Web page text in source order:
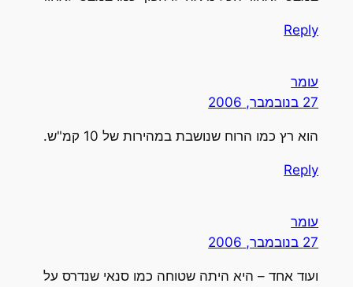
Reply
עומר
27 בנובמבר, 2006
הוא רץ כמו הרוח שנושבת במהירות של 10 קמ"ש.
Reply
עומר
27 בנובמבר, 2006
ועוד אחד – היא היתה שטוחה כמו סנאי שנדרס על